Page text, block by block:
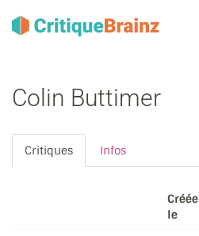
Colin Buttimer
Critiques Infos
Créée
le